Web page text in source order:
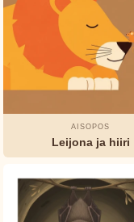
AISOPOS
Leijona ja hiiri